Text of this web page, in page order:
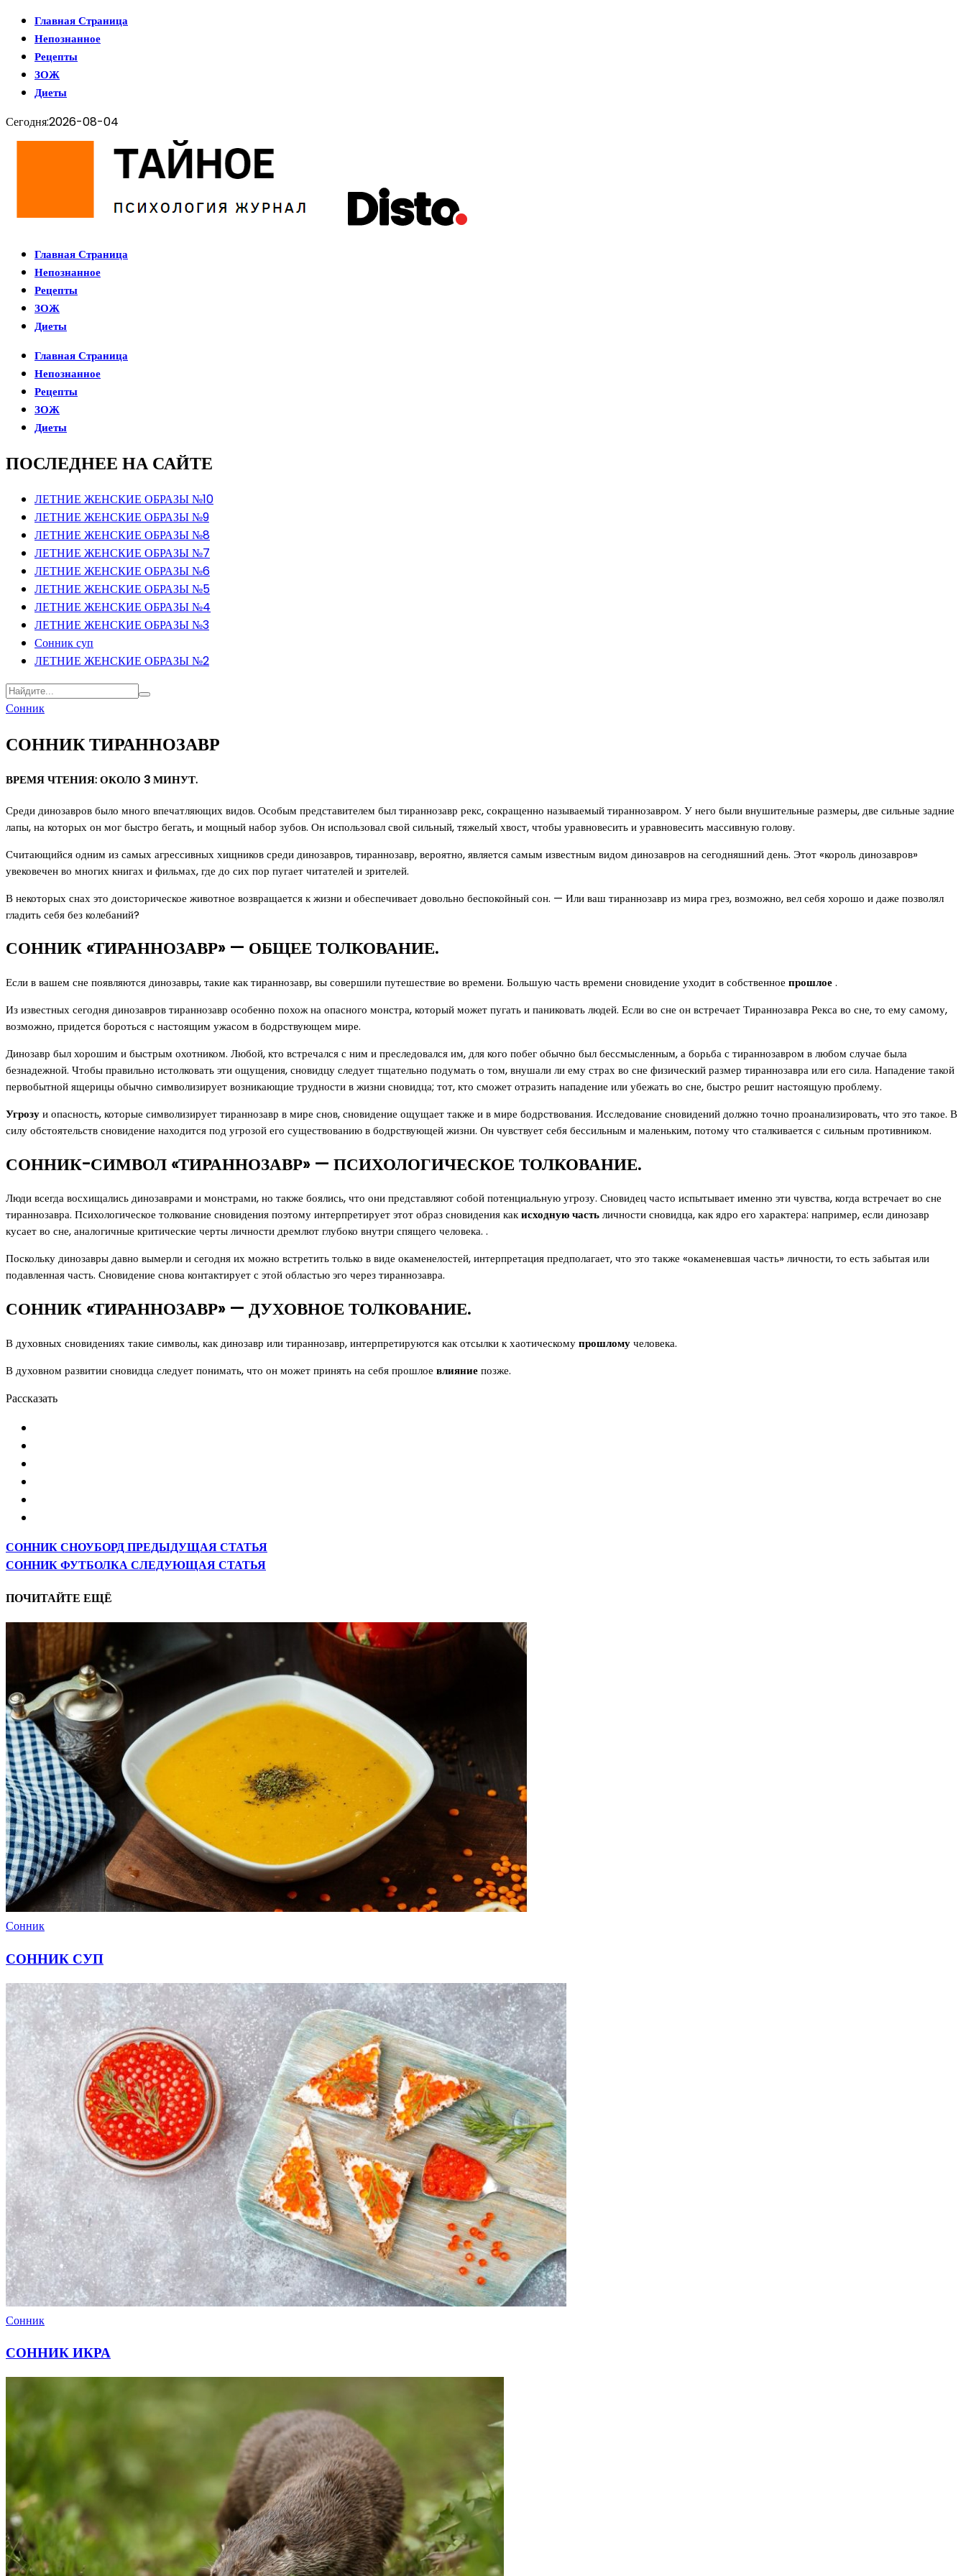
Главная Страница
Непознанное
Рецепты
ЗОЖ
Диеты
Сегодня:2026-08-04
Главная Страница
Непознанное
Рецепты
ЗОЖ
Диеты
Главная Страница
Непознанное
Рецепты
ЗОЖ
Диеты
ПОСЛЕДНЕЕ НА САЙТЕ
ЛЕТНИЕ ЖЕНСКИЕ ОБРАЗЫ №10
ЛЕТНИЕ ЖЕНСКИЕ ОБРАЗЫ №9
ЛЕТНИЕ ЖЕНСКИЕ ОБРАЗЫ №8
ЛЕТНИЕ ЖЕНСКИЕ ОБРАЗЫ №7
ЛЕТНИЕ ЖЕНСКИЕ ОБРАЗЫ №6
ЛЕТНИЕ ЖЕНСКИЕ ОБРАЗЫ №5
ЛЕТНИЕ ЖЕНСКИЕ ОБРАЗЫ №4
ЛЕТНИЕ ЖЕНСКИЕ ОБРАЗЫ №3
Сонник суп
ЛЕТНИЕ ЖЕНСКИЕ ОБРАЗЫ №2
Сонник
СОННИК ТИРАННОЗАВР
ВРЕМЯ ЧТЕНИЯ: ОКОЛО 3 МИНУТ.
Среди динозавров было много впечатляющих видов. Особым представителем был тираннозавр рекс, сокращенно называемый тираннозавром. У него были внушительные размеры, две сильные задние
лапы, на которых он мог быстро бегать, и мощный набор зубов. Он использовал свой сильный, тяжелый хвост, чтобы уравновесить и уравновесить массивную голову.
Считающийся одним из самых агрессивных хищников среди динозавров, тираннозавр, вероятно, является самым известным видом динозавров на сегодняшний день. Этот «король динозавров»
увековечен во многих книгах и фильмах, где до сих пор пугает читателей и зрителей.
В некоторых снах это доисторическое животное возвращается к жизни и обеспечивает довольно беспокойный сон. — Или ваш тираннозавр из мира грез, возможно, вел себя хорошо и даже позволял
гладить себя без колебаний?
СОННИК «ТИРАННОЗАВР» — ОБЩЕЕ ТОЛКОВАНИЕ.
Если в вашем сне появляются динозавры, такие как тираннозавр, вы совершили путешествие во времени. Большую часть времени сновидение уходит в собственное прошлое.
Из известных сегодня динозавров тираннозавр особенно похож на опасного монстра, который может пугать и паниковать людей. Если во сне он встречает Тираннозавра Рекса во сне, то ему самому,
возможно, придется бороться с настоящим ужасом в бодрствующем мире.
Динозавр был хорошим и быстрым охотником. Любой, кто встречался с ним и преследовался им, для кого побег обычно был бессмысленным, а борьба с тираннозавром в любом случае была
безнадежной. Чтобы правильно истолковать эти ощущения, сновидцу следует тщательно подумать о том, внушали ли ему страх во сне физический размер тираннозавра или его сила. Нападение такой
первобытной ящерицы обычно символизирует возникающие трудности в жизни сновидца; тот, кто сможет отразить нападение или убежать во сне, быстро решит настоящую проблему.
Угрозуи опасность, которые символизирует тираннозавр в мире снов, сновидение ощущает также и в мире бодрствования. Исследование сновидений должно точно проанализировать, что это такое. В
силу обстоятельств сновидение находится под угрозой его существованию в бодрствующей жизни. Он чувствует себя бессильным и маленьким, потому что сталкивается с сильным противником.
СОННИК-СИМВОЛ «ТИРАННОЗАВР» — ПСИХОЛОГИЧЕСКОЕ ТОЛКОВАНИЕ.
Люди всегда восхищались динозаврами и монстрами, но также боялись, что они представляют собой потенциальную угрозу. Сновидец часто испытывает именно эти чувства, когда встречает во сне
тираннозавра. Психологическое толкование сновидения поэтому интерпретирует этот образ сновидения какисходную частьличности сновидца, как ядро его характера: например, если динозавр
кусает во сне, аналогичные критические черты личности дремлют глубоко внутри спящего человека. .
Поскольку динозавры давно вымерли и сегодня их можно встретить только в виде окаменелостей, интерпретация предполагает, что это также «окаменевшая часть» личности, то есть забытая или
подавленная часть. Сновидение снова контактирует с этой областью эго через тираннозавра.
СОННИК «ТИРАННОЗАВР» — ДУХОВНОЕ ТОЛКОВАНИЕ.
В духовных сновидениях такие символы, как динозавр или тираннозавр, интерпретируются как отсылки к хаотическомупрошломучеловека.
В духовном развитии сновидца следует понимать, что он может принять на себя прошлое влияниепозже.
Рассказать
СОННИК СНОУБОРДПРЕДЫДУЩАЯ СТАТЬЯ
СОННИК ФУТБОЛКАСЛЕДУЮЩАЯ СТАТЬЯ
ПОЧИТАЙТЕ ЕЩЁ
Сонник
СОННИК СУП
Сонник
СОННИК ИКРА